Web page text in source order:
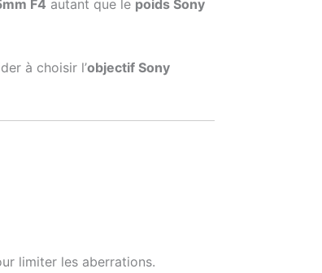
F4 autant que le poids Sony
à choisir l’objectif Sony
limiter les aberrations.